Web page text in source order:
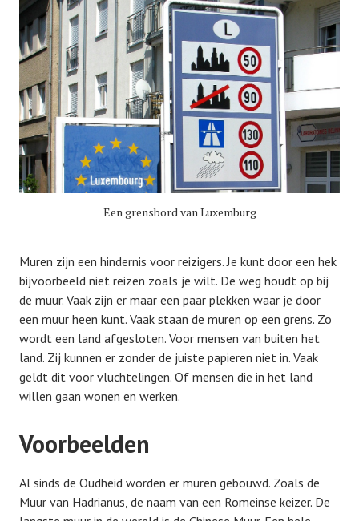
Een grensbord van Luxemburg
Muren zijn een hindernis voor reizigers. Je kunt door een hek
bijvoorbeeld niet reizen zoals je wilt. De weg houdt op bij
de muur. Vaak zijn er maar een paar plekken waar je door
een muur heen kunt. Vaak staan de muren op een grens. Zo
wordt een land afgesloten. Voor mensen van buiten het
land. Zij kunnen er zonder de juiste papieren niet in. Vaak
geldt dit voor vluchtelingen. Of mensen die in het land
willen gaan wonen en werken.
Voorbeelden
Al sinds de Oudheid worden er muren gebouwd. Zoals de
Muur van Hadrianus, de naam van een Romeinse keizer. De